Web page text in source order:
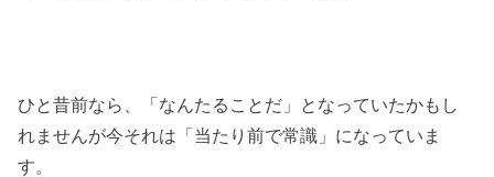
ひと昔前なら、「なんたることだ」となっていたかもし
れませんが今それは「当たり前で常識」になっていま
す。